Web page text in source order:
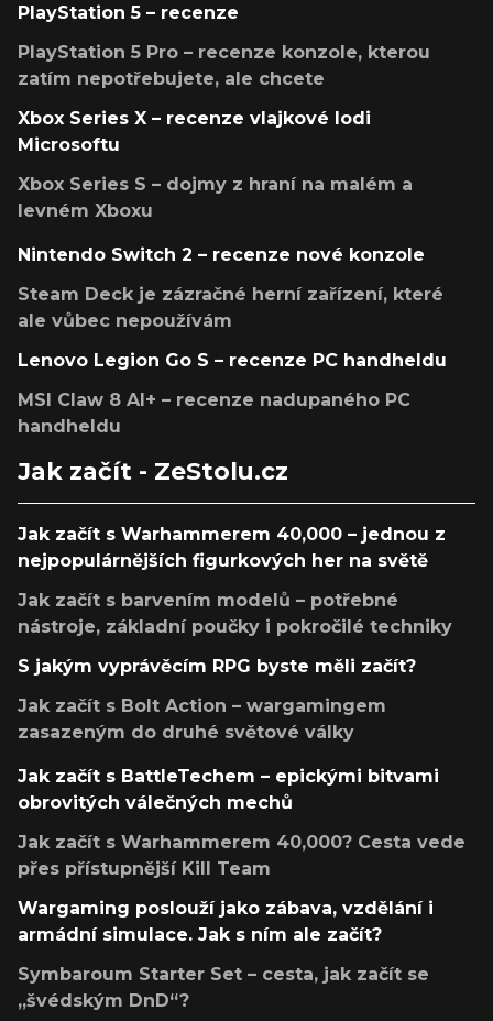
PlayStation 5 – recenze
PlayStation 5 Pro – recenze konzole, kterou
zatím nepotřebujete, ale chcete
Xbox Series X – recenze vlajkové lodi
Microsoftu
Xbox Series S – dojmy z hraní na malém a
levném Xboxu
Nintendo Switch 2 – recenze nové konzole
Steam Deck je zázračné herní zařízení, které
ale vůbec nepoužívám
Lenovo Legion Go S – recenze PC handheldu
MSI Claw 8 AI+ – recenze nadupaného PC
handheldu
Jak začít - ZeStolu.cz
Jak začít s Warhammerem 40,000 – jednou z
nejpopulárnějších figurkových her na světě
Jak začít s barvením modelů – potřebné
nástroje, základní poučky i pokročilé techniky
S jakým vyprávěcím RPG byste měli začít?
Jak začít s Bolt Action – wargamingem
zasazeným do druhé světové války
Jak začít s BattleTechem – epickými bitvami
obrovitých válečných mechů
Jak začít s Warhammerem 40,000? Cesta vede
přes přístupnější Kill Team
Wargaming poslouží jako zábava, vzdělání i
armádní simulace. Jak s ním ale začít?
Symbaroum Starter Set – cesta, jak začít se
„švédským DnD“?